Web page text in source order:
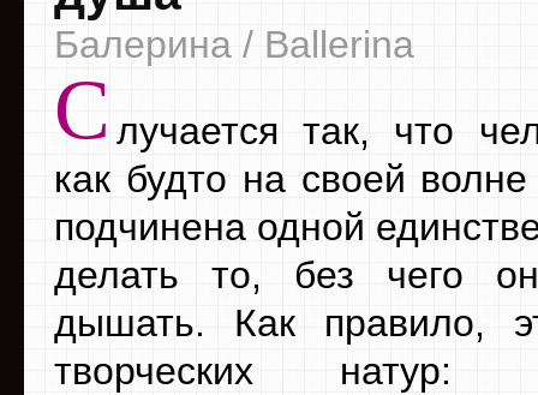
Балерина / Ballerina
С лучается так, что
как будто на своей
подчинена одной
делать то, без чего
дышать. Как правило,
творческих натур: